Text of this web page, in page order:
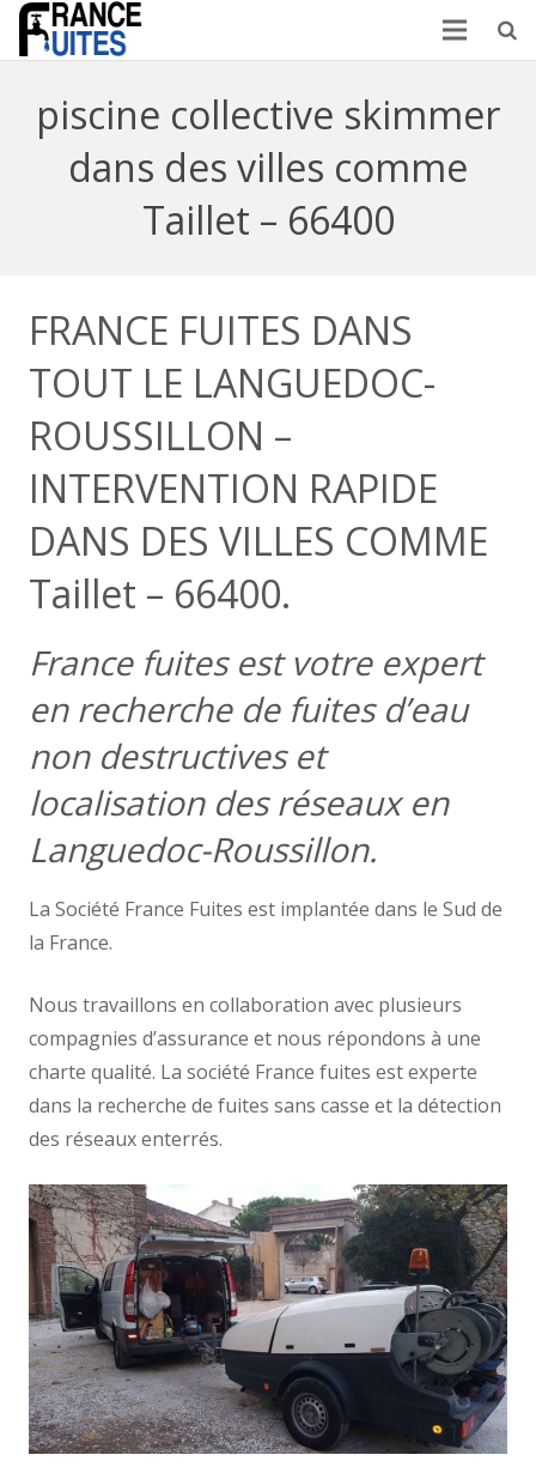
piscine collective skimmer
dans des villes comme
Taillet – 66400
FRANCE FUITES DANS
TOUT LE LANGUEDOC-
ROUSSILLON –
INTERVENTION RAPIDE
DANS DES VILLES COMME
Taillet – 66400.
France fuites est votre expert
en recherche de fuites d’eau
non destructives et
localisation des réseaux en
Languedoc-Roussillon.
La Société France Fuites est implantée dans le Sud de
la France.
Nous travaillons en collaboration avec plusieurs
compagnies d’assurance et nous répondons à une
charte qualité. La société France fuites est experte
dans la recherche de fuites sans casse et la détection
des réseaux enterrés.